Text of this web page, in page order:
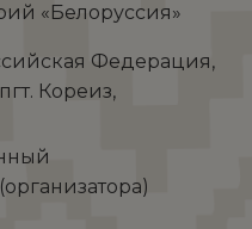
«Белоруссия»
Федерация,
Кореиз,